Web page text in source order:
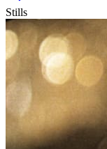
Stills